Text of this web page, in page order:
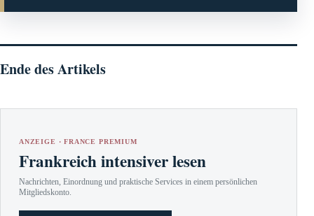
Ende des Artikels
ANZEIGE · FRANCE PREMIUM
Frankreich intensiver lesen
Nachrichten, Einordnung und praktische Services in einem persönlichen
Mitgliedskonto.